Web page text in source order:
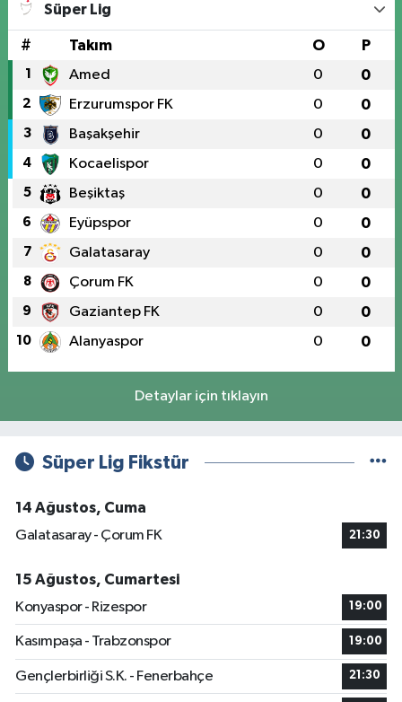
Süper Lig
# Takım O P
1 Amed 0 0
2 Erzurumspor FK 0 0
3 Başakşehir 0 0
4 Kocaelispor 0 0
5 Beşiktaş 0 0
6 Eyüpspor 0 0
7 Galatasaray 0 0
8 Çorum FK 0 0
9 Gaziantep FK 0 0
10 Alanyaspor 0 0
Detaylar için tıklayın
Süper Lig Fikstür
14 Ağustos, Cuma
Galatasaray - Çorum FK
21:30
15 Ağustos, Cumartesi
Konyaspor - Rizespor
19:00
Kasımpaşa - Trabzonspor 19:00
Gençlerbirliği S.K. - Fenerbahçe 21:30